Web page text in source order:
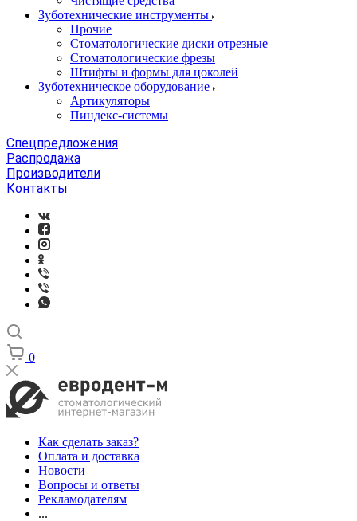
Зуботехнические инструменты
Прочие
Стоматологические диски отрезные
Стоматологические фрезы
Штифты и формы для цоколей
Зуботехническое оборудование
Артикуляторы
Пиндекс-системы
Спецпредложения
Распродажа
Производители
Контакты
0
Как сделать заказ?
Оплата и доставка
Новости
Вопросы и ответы
Рекламодателям
...